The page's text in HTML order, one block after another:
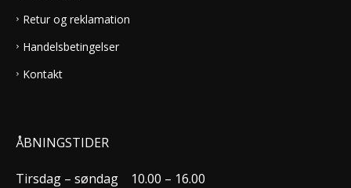
Retur og reklamation
Handelsbetingelser
Kontakt
ÅBNINGSTIDER
Tirsdag – søndag
10.00 – 16.00